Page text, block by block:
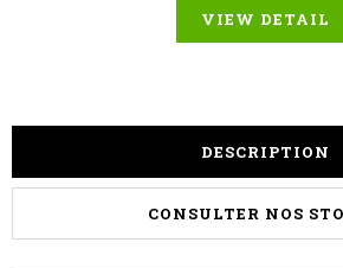
VIEW DETAIL
DESCRIPTION
CONSULTER NOS